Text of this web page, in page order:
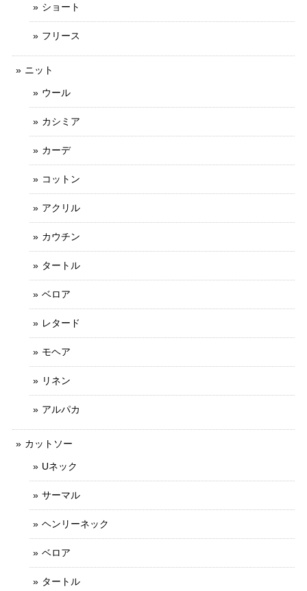
ショート
フリース
ニット
ウール
カシミア
カーデ
コットン
アクリル
カウチン
タートル
ベロア
レタード
モヘア
リネン
アルパカ
カットソー
Uネック
サーマル
ヘンリーネック
ベロア
タートル